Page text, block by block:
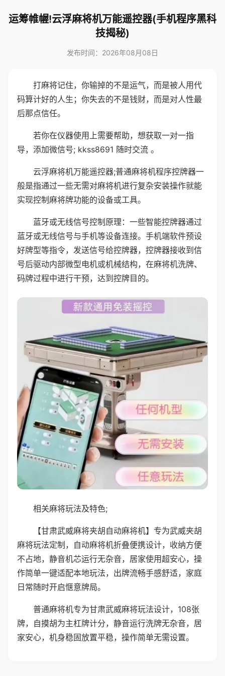
运筹帷幄!云浮麻将机万能遥控器(手机程序黑科
技揭秘)
发布时间：2026年08月08日
打麻将记住，你输掉的不是运气，而是被人用代
码算计好的人生；你失去的不是钱财，而是对人性最
后那点信任。
若你在仪器使用上需要帮助，想获取一对一指
导，添加微信号; kkss8691 随时交流 。
云浮麻将机万能遥控器;普通麻将机程序控牌器一
般是指通过一些无需对麻将机进行复杂安装操作就能
实现控制麻将牌功能的设备或工具。
蓝牙或无线信号控制原理：一些智能控牌器通过
蓝牙或无线信号与手机等设备连接。手机端软件预设
好牌型等指令，发送信号给控牌器，控牌器接收到信
号后驱动内部微型电机或机械结构，在麻将机洗牌、
码牌过程中进行干预，达到控牌目的。
相关麻将玩法及特色;
【甘肃武威麻将夹胡自动麻将机】专为武威夹胡
麻将玩法定制，自动麻将机折叠便携设计，收纳方便
不占地，静音机芯运行无杂音，居家使用超安心，操
作简单一键适配本地玩法，出牌流畅手感舒适，家庭
日常随时开启惬意牌局。
普通麻将机专为甘肃武威麻将玩法设计，108张
牌，自摸胡为主杠牌计分，静音运行洗牌无杂音，居
家安心，机身稳固放置平稳，操作简单无需设置。